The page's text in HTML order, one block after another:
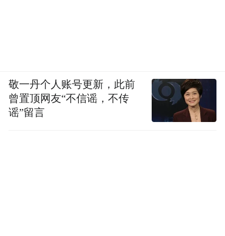
敬一丹个人账号更新，此前
曾置顶网友“不信谣，不传
谣”留言